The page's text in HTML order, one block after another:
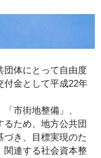
体にとって自由度
付金として平成22年
市街地整備」、
るため、地方公共団
き、目標実現のた
関連する社会資本整